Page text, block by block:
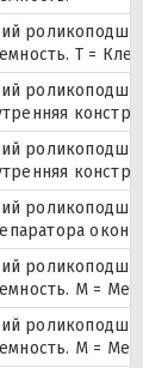
T =
М =
М =